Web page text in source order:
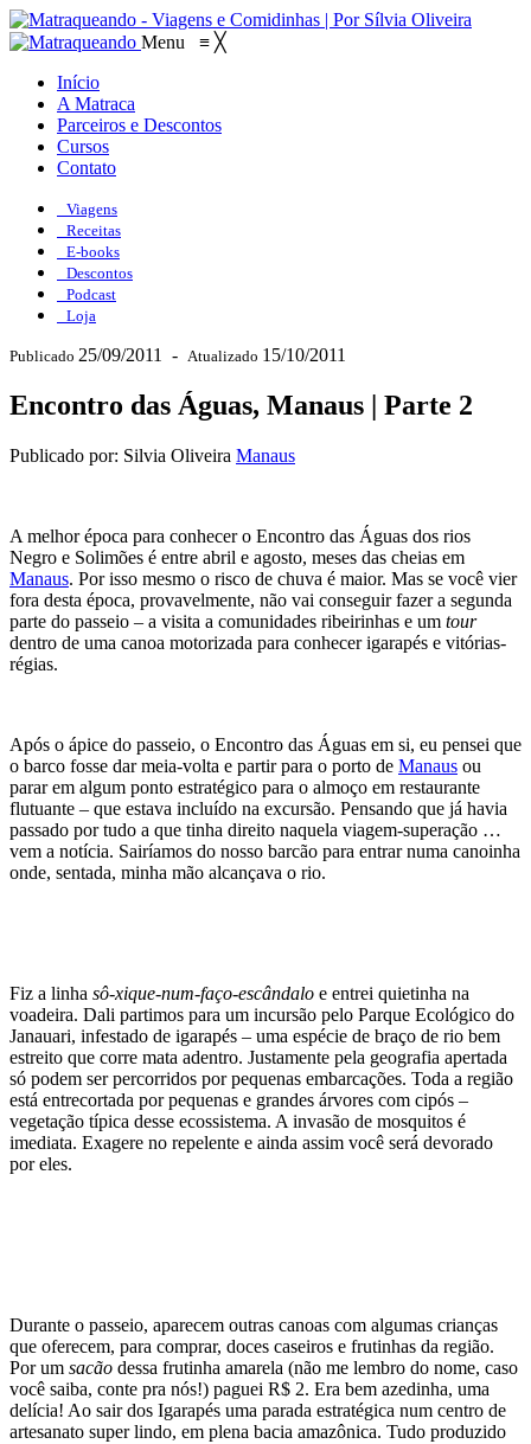
Menu ≡ ╳
Início
A Matraca
Parceiros e Descontos
Cursos
Contato
Viagens
Receitas
E-books
Descontos
Podcast
Loja
Publicado 25/09/2011 - Atualizado 15/10/2011
Encontro das Águas, Manaus | Parte 2
Publicado por: Silvia Oliveira Manaus
A melhor época para conhecer o Encontro das Águas dos rios
Negro e Solimões é entre abril e agosto, meses das cheias em
Manaus. Por isso mesmo o risco de chuva é maior. Mas se você vier
fora desta época, provavelmente, não vai conseguir fazer a segunda
parte do passeio – a visita a comunidades ribeirinhas e um tour
dentro de uma canoa motorizada para conhecer igarapés e vitórias-
régias.
Após o ápice do passeio, o Encontro das Águas em si, eu pensei que
o barco fosse dar meia-volta e partir para o porto de Manaus ou
parar em algum ponto estratégico para o almoço em restaurante
flutuante – que estava incluído na excursão. Pensando que já havia
passado por tudo a que tinha direito naquela viagem-superação …
vem a notícia. Sairíamos do nosso barcão para entrar numa canoinha
onde, sentada, minha mão alcançava o rio.
Fiz a linha sô-xique-num-faço-escândalo e entrei quietinha na
voadeira. Dali partimos para um incursão pelo Parque Ecológico do
Janauari, infestado de igarapés – uma espécie de braço de rio bem
estreito que corre mata adentro. Justamente pela geografia apertada
só podem ser percorridos por pequenas embarcações. Toda a região
está entrecortada por pequenas e grandes árvores com cipós –
vegetação típica desse ecossistema. A invasão de mosquitos é
imediata. Exagere no repelente e ainda assim você será devorado
por eles.
Durante o passeio, aparecem outras canoas com algumas crianças
que oferecem, para comprar, doces caseiros e frutinhas da região.
Por um sacão dessa frutinha amarela (não me lembro do nome, caso
você saiba, conte pra nós!) paguei R$ 2. Era bem azedinha, uma
delícia! Ao sair dos Igarapés uma parada estratégica num centro de
artesanato super lindo, em plena bacia amazônica. Tudo produzido